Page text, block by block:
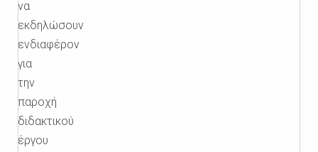
να
εκδηλώσουν
ενδιαφέρον
για
την
παροχή
διδακτικού
έργου